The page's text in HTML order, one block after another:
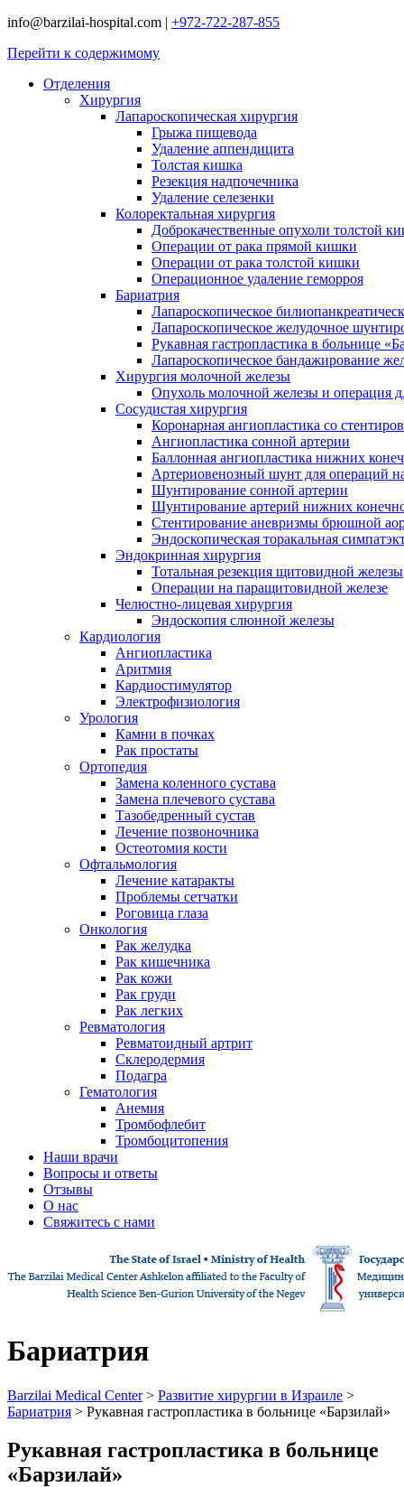
info@barzilai-hospital.com | +972-722-287-855
Перейти к содержимому
Отделения
Хирургия
Лапароскопическая хирургия
Грыжа пищевода
Удаление аппендицита
Толстая кишка
Резекция надпочечника
Удаление селезенки
Колоректальная хирургия
Доброкачественные опухоли толстой
Операции от рака прямой кишки
Операции от рака толстой кишки
Операционное удаление геморроя
Бариатрия
Лапароскопическое
Лапароскопическое желудочное
Рукавная гастропластика в больнице
Лапароскопическое бандажирование
Хирургия молочной железы
Опухоль молочной железы и операция
Сосудистая хирургия
Коронарная ангиопластика со
Ангиопластика сонной артерии
Баллонная ангиопластика нижних
Артериовенозный шунт для операций
Шунтирование сонной артерии
Шунтирование артерий нижних
Стентирование аневризмы брюшной
Эндоскопическая торакальная
Эндокринная хирургия
Тотальная резекция щитовидной железы
Операции на паращитовидной железе
Челюстно-лицевая хирургия
Эндоскопия слюнной железы
Кардиология
Ангиопластика
Аритмия
Кардиостимулятор
Электрофизиология
Урология
Камни в почках
Рак простаты
Ортопедия
Замена коленного сустава
Замена плечевого сустава
Тазобедренный сустав
Лечение позвоночника
Остеотомия кости
Офтальмология
Лечение катаракты
Проблемы сетчатки
Роговица глаза
Онкология
Рак желудка
Рак кишечника
Рак кожи
Рак груди
Рак легких
Ревматология
Ревматоидный артрит
Склеродермия
Подагра
Гематология
Анемия
Тромбофлебит
Тромбоцитопения
Наши врачи
Вопросы и ответы
Отзывы
О нас
Свяжитесь с нами
Бариатрия
Barzilai Medical Center> Развитие хирургии в Израиле >
Бариатрия > Рукавная гастропластика в больнице «Барзилай»
Рукавная гастропластика в больнице
«Барзилай»